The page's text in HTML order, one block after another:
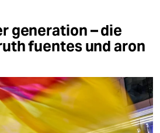
generation – die
fuentes und aron